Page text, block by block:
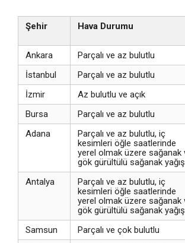
Şehir Hava Durumu
Ankara
Parçalı ve az bulutlu
İstanbul
Parçalı ve az bulutlu
İzmir
Az bulutlu ve açık
Bursa
Parçalı ve az bulutlu
Adana
Parçalı ve az bulutlu, iç
kesimleri öğle saatlerinde
yerel olmak üzere sağanak
gök gürültülü sağanak
Antalya
Parçalı ve az bulutlu, iç
kesimleri öğle saatlerinde
yerel olmak üzere sağanak
gök gürültülü sağanak
Samsun Parçalı ve çok bulutlu